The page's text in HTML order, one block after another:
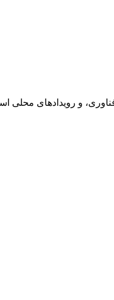
و رویدادهای محلی